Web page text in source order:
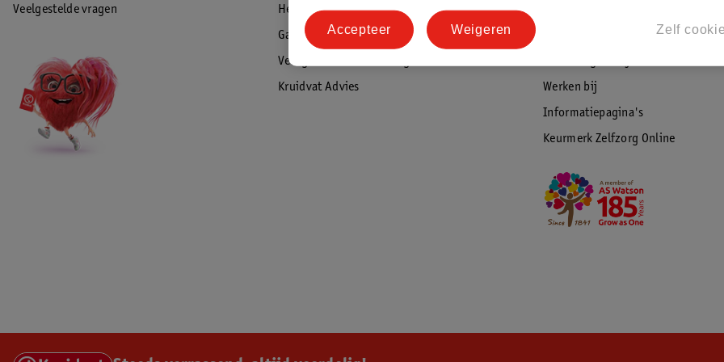
Veelgestelde vragen
Herroepen & retourneren
Garantie
Veiligheidswaarschuwingen
Kruidvat Advies
Werken bij
Informatiepagina's
Keurmerk Zelfzorg Online
Zelf
Weigeren
Accepteer